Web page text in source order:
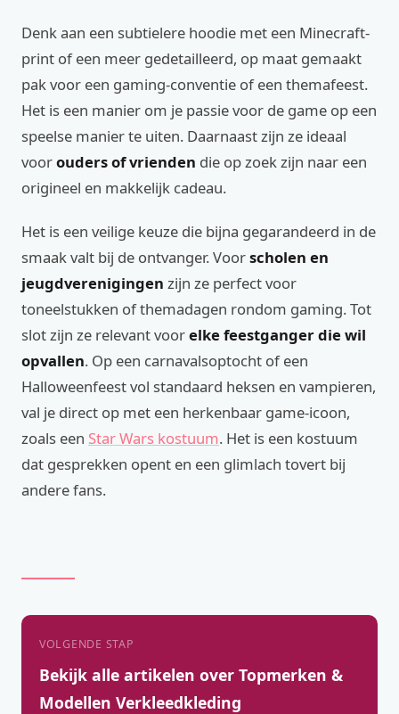
Denk aan een subtielere hoodie met een Minecraft-
print of een meer gedetailleerd, op maat gemaakt
pak voor een gaming-conventie of een themafeest.
Het is een manier om je passie voor de game op een
speelse manier te uiten. Daarnaast zijn ze ideaal
voorouders of vrienden die op zoek zijn naar een
origineel en makkelijk cadeau.
Het is een veilige keuze die bijna gegarandeerd in de
smaak valt bij de ontvanger. Voorscholen en
jeugdverenigingen zijn ze perfect voor
toneelstukken of themadagen rondom gaming. Tot
slot zijn ze relevant voorelke feestganger die wil
opvallen. Op een carnavalsoptocht of een
Halloweenfeest vol standaard heksen en vampieren,
val je direct op met een herkenbaar game-icoon,
zoals een Star Wars kostuum. Het is een kostuum
dat gesprekken opent en een glimlach tovert bij
andere fans.
VOLGENDE STAP
Bekijk alle artikelen over Topmerken &
Modellen Verkleedkleding